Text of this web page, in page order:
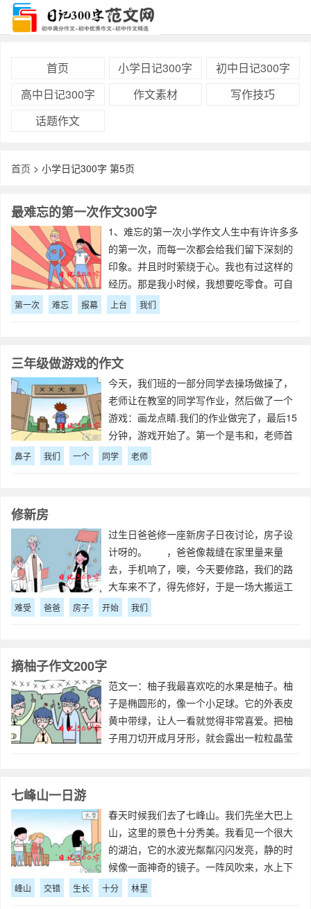
首页 小学日记300字
初中日记300字
高中日记300字
作文素材
写作技巧
话题作文
首页 > 小学日记300字 第5页
最难忘的第一次作文300字
1、难忘的第一次小学作文人生中有许许多多
的第一次，而每一次都会给我们留下深刻的
印象。并且时时萦绕于心。我也有过这样的
经历。那是我小时候，我想要吃零食。可自
己又不敢去买，这种想法在我心里纠结了很
长时间。最后好像是嘴馋战胜了怯弱。我紧
一
第一次 难忘 报幕 上台 我们
三年级做游戏的作文
今天，我们班的一部分同学去操场做操了，
老师让在教室的同学写作业，然后做了一个
游戏：画龙点睛.我们的作业做完了，最后15
分钟，游戏开始了。第一个是韦和，老师首
先画了一个人脸，没有鼻子，让韦和画鼻
子，韦和被蒙住了眼睛，转了6圈，最后他竟
鼻子 我们 一个 同学 老师
修新房
过生日爸爸修一座新房子日夜讨论，房子设
计呀的。 ，爸爸像裁缝在家里量来量
去，手机响了，噢，今天要修路，我们的路
大车来不了，得先修好，于是一场大搬运工
作开始了。 一辆辆爬爬车开进来了，
嘿！就开始动工了，那悬着的坎的土被一点
难受 爸爸 房子 开始 我们
摘柚子作文200字
范文一：柚子我最喜欢吃的水果是柚子。柚
子是椭圆形的，像一个小足球。它的外表皮
黄中带绿，让人一看就觉得非常喜爱。把柚
子用刀切开成月牙形，就会露出一粒粒晶莹
忍不
七峰山一日游
春天时候我们去了七峰山。我们先坐大巴上
山，这里的景色十分秀美。我看见一个很大
的湖泊，它的水波光粼粼闪闪发亮，静的时
候像一面神奇的镜子。一阵风吹来，水上下
波动，就像镜子碎了。那里还安了几个喷
泉，水从喷泉里喷出来，十分有趣。我最喜
峰山 交错 生长 十分 林里